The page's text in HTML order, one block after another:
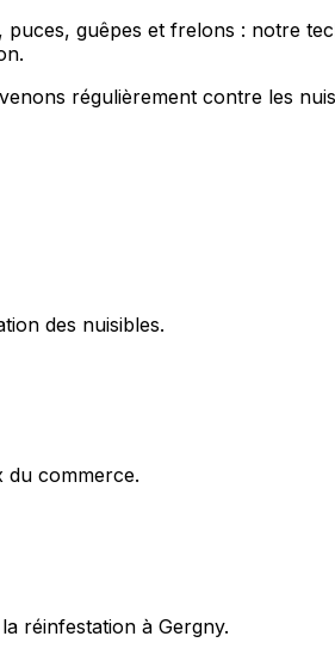
guêpes et frelons : notre
régulièrement contre les
des nuisibles.
du commerce.
réinfestation à Gergny.